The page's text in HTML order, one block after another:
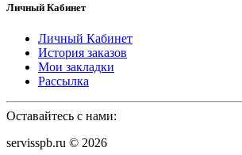
Личный Кабинет
Личный Кабинет
История заказов
Мои закладки
Рассылка
Оставайтесь с нами:
servisspb.ru © 2026